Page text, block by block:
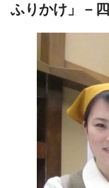
ふりかけ」－